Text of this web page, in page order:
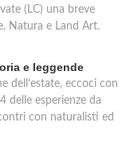
(LC) una breve
Natura e Land Art.
e leggende
dell’estate, eccoci con
delle esperienze da
con naturalisti ed